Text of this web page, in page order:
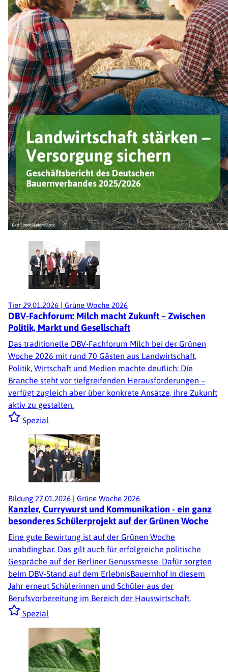
Tier 29.01.2026 | Grüne Woche 2026
DBV-Fachforum: Milch macht Zukunft – Zwischen
Politik, Markt und Gesellschaft
Das traditionelle DBV-Fachforum Milch bei der Grünen
Woche 2026 mit rund 70 Gästen aus Landwirtschaft,
Politik, Wirtschaft und Medien machte deutlich: Die
Branche steht vor tiefgreifenden Herausforderungen –
verfügt zugleich aber über konkrete Ansätze, ihre Zukunft
aktiv zu gestalten.
Spezial
Bildung 27.01.2026 | Grüne Woche 2026
Kanzler, Currywurst und Kommunikation - ein ganz
besonderes Schülerprojekt auf der Grünen Woche
Eine gute Bewirtung ist auf der Grünen Woche
unabdingbar. Das gilt auch für erfolgreiche politische
Gespräche auf der Berliner Genussmesse. Dafür sorgten
beim DBV-Stand auf dem ErlebnisBauernhof in diesem
Jahr erneut Schülerinnen und Schüler aus der
Berufsvorbereitung im Bereich der Hauswirtschaft.
Spezial